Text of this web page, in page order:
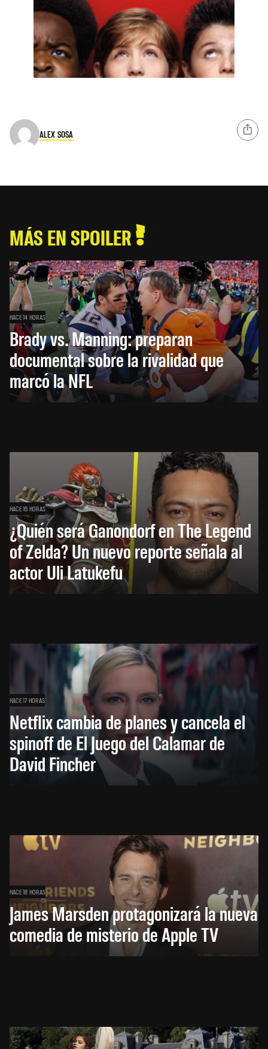
ALEX SOSA
MÁS EN SPOILER
HACE 14 HORAS
Brady vs. Manning: preparan
documental sobre la rivalidad que
marcó la NFL
HACE 16 HORAS
¿Quién será Ganondorf en The Legend
of Zelda? Un nuevo reporte señala al
actor Uli Latukefu
HACE 17 HORAS
Netflix cambia de planes y cancela el
spinoff de El Juego del Calamar de
David Fincher
HACE 18 HORAS
James Marsden protagonizará la nueva
comedia de misterio de Apple TV